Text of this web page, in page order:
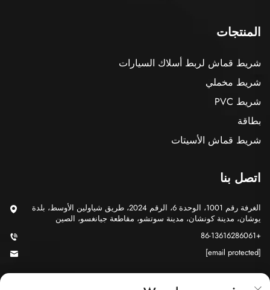
المنتجات
شريط قماش لربط أسلاك السيارات
شريط مخملي
شريط PVC
بطاقة
شريط قماش الأسيتات
اتصل بنا
الغرفة رقم 1001، الوحدة 6، الرقم 2024، طريق شياولين الأوسط، بلدة
يوشان، مدينة كونشان، مدينة سوتشو، مقاطعة جيانغسو، الصين
+86-13616286061
[email protected]